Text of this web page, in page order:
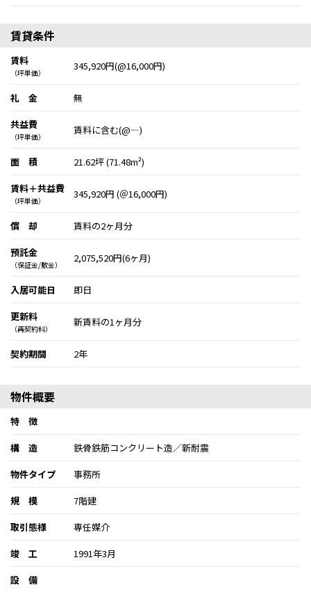
賃貸条件
賃料
（坪単価）
345,920円(@16,000円)
礼 金
無
共益費
（坪単価）
賃料に含む(@―)
面 積
21.62坪 (71.48m²)
賃料＋共益費
（坪単価）
345,920円 (＠16,000円)
償 却
賃料の2ヶ月分
預託金
（保証金/敷金）
2,075,520円(6ヶ月)
入居可能日
即日
更新料
（再契約料）
新賃料の1ヶ月分
契約期間 2年
物件概要
特 徴
構 造
鉄骨鉄筋コンクリート造／新耐震
物件タイプ
事務所
規 模
7階建
取引態様
専任媒介
竣 工
1991年3月
設 備